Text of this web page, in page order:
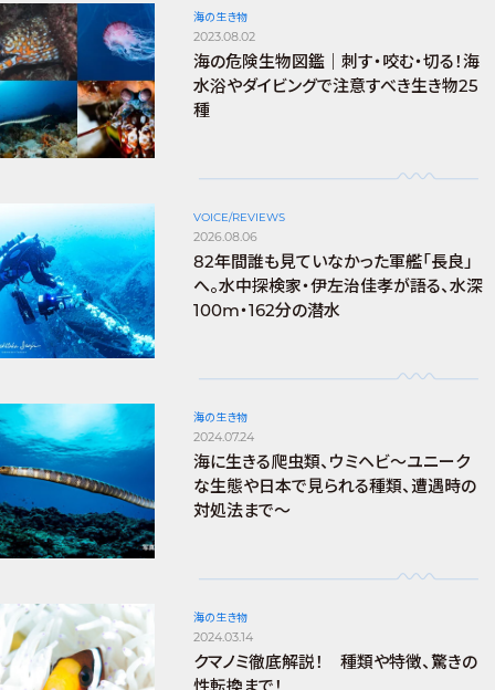
海の生き物
2023.08.02
海の危険生物図鑑｜刺す・咬む・切る！海
水浴やダイビングで注意すべき生き物25
種
VOICE/REVIEWS
2026.08.06
82年間誰も見ていなかった軍艦「長良」
へ。水中探検家・伊左治佳孝が語る、水深
100m・162分の潜水
海の生き物
2024.07.24
海に生きる爬虫類、ウミヘビ～ユニーク
な生態や日本で見られる種類、遭遇時の
対処法まで～
海の生き物
2024.03.14
クマノミ徹底解説！ 種類や特徴、驚きの